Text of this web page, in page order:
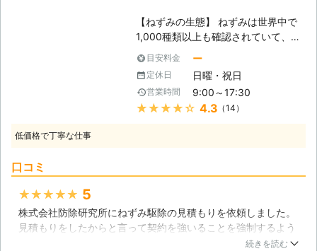
さい。 ねずみ110番は、日本全国に数
多くの加盟店が提携しております。
もちろん、24時間365日対応してい
少しでもねずみ被害がご心配な方はす
ぐにでもお電話ください。 まずはお
客様のご不安を解消するために、現地
りと行いますのでお任せください。
【ねずみの生態】 ねずみは世界中で
1,000種類以上も確認されていて、そ
のほとんどが夜行性なのです。そのた
め、私達が活動している間にねずみに
遭遇する事は少ないのですが、住宅に
住み着くねずみは屋根裏などに巣を作
るので、ねずみの数が増えてくると夜
凌ぐために建物の天井裏に侵入し、断
熱材を布団代わりにしています。クマ
ネズミの体長は20cm程度でしっぽが
目安料金 ー
定休日 日曜・祝日
営業時間 9:00～17:30
★★★★★ 4.3 （14）
低価格で丁寧な仕事
口コミ
★★★★★ 5
株式会社防除研究所にねずみ駆除の見積もりを依頼しました。
見積もりをしたからと言って契約を強いることを強制するよう
なことは一切なく、非常に良かったです。また見積もり通りの
続きを読む